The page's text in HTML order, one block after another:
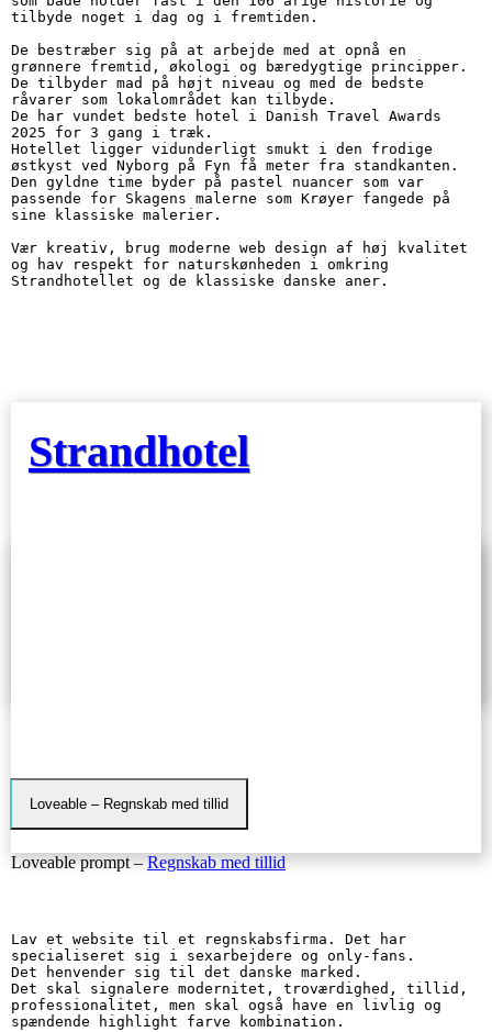
tilbyde noget i dag og i fremtiden.
De bestræber sig på at arbejde med at opnå en
grønnere fremtid, økologi og bæredygtige principper.
De tilbyder mad på højt niveau og med de bedste
råvarer som lokalområdet kan tilbyde.
De har vundet bedste hotel i Danish Travel Awards
2025 for 3 gang i træk.
Hotellet ligger vidunderligt smukt i den frodige
østkyst ved Nyborg på Fyn få meter fra standkanten.
Den gyldne time byder på pastel nuancer som var
passende for Skagens malerne som Krøyer fangede på
sine klassiske malerier.
Vær kreativ, brug moderne web design af høj kvalitet
og hav respekt for naturskønheden i omkring
Strandhotellet og de klassiske danske aner.
Strandhotel
Loveable – Regnskab med tillid
Loveable prompt –Regnskab med tillid
Lav et website til et regnskabsfirma. Det har
specialiseret sig i sexarbejdere og only-fans.
Det henvender sig til det danske marked.
Det skal signalere modernitet, troværdighed, tillid,
professionalitet, men skal også have en livlig og
spændende highlight farve kombination.